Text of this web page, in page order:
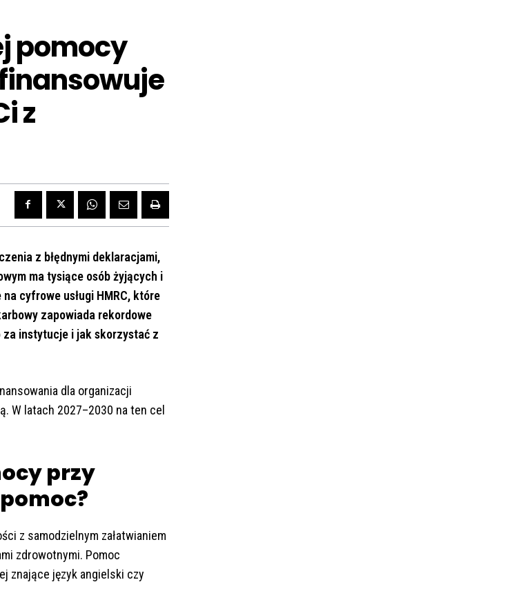
pomocy
z
z błędnymi deklaracjami,
ma tysiące osób żyjących i
cyfrowe usługi HMRC, które
zapowiada rekordowe
instytucje i jak skorzystać z
dla organizacji
W latach 2027–2030 na ten cel
przy
z samodzielnym załatwianiem
zdrowotnymi. Pomoc
znające język angielski czy